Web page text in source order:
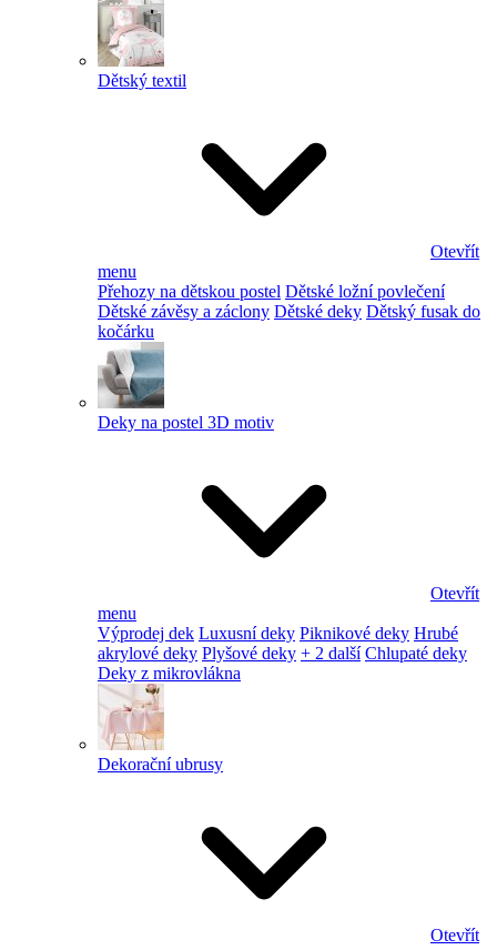
Dětský textil
Otevřít
menu
Přehozy na dětskou postel Dětské ložní povlečení
Dětské závěsy a záclony Dětské deky Dětský fusak do
kočárku
Deky na postel 3D motiv
Otevřít
menu
Výprodej dek Luxusní deky Piknikové deky Hrubé
akrylové deky Plyšové deky + 2 další Chlupaté deky
Deky z mikrovlákna
Dekorační ubrusy
Otevřít